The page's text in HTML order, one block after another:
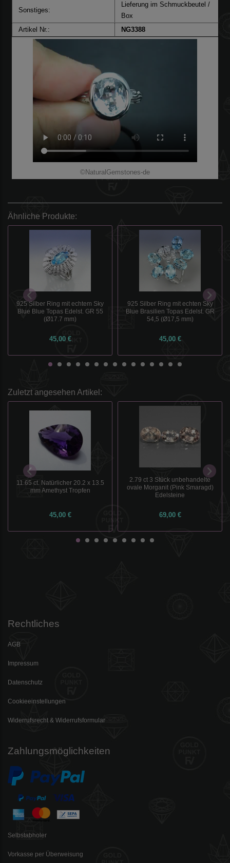
Sonstiges:
Lieferung im Schmuckbeutel /
Box
Artikel Nr.:
NG3388
©NaturalGemstones-de
Ähnliche Produkte:
925 Silber Ring mit echtem Sky
Blue Blue Topas Edelst. GR 55
(Ø17.7 mm)
45,00 €
925 Silber Ring mit echten Sky
Blue Brasilien Topas Edelst. GR
54,5 (Ø17,5 mm)
45,00 €
Zuletzt angesehen Artikel:
11.65 ct. Natürlicher 20.2 x 13.5
mm Amethyst Tropfen
45,00 €
2.79 ct 3 Stück unbehandelte
ovale Morganit (Pink Smaragd)
Edelsteine
69,00 €
Rechtliches
AGB
Impressum
Datenschutz
Cookieeinstellungen
Widerrufsrecht & Widerrufsformular
Zahlungsmöglichkeiten
Selbstabholer
Vorkasse per Überweisung